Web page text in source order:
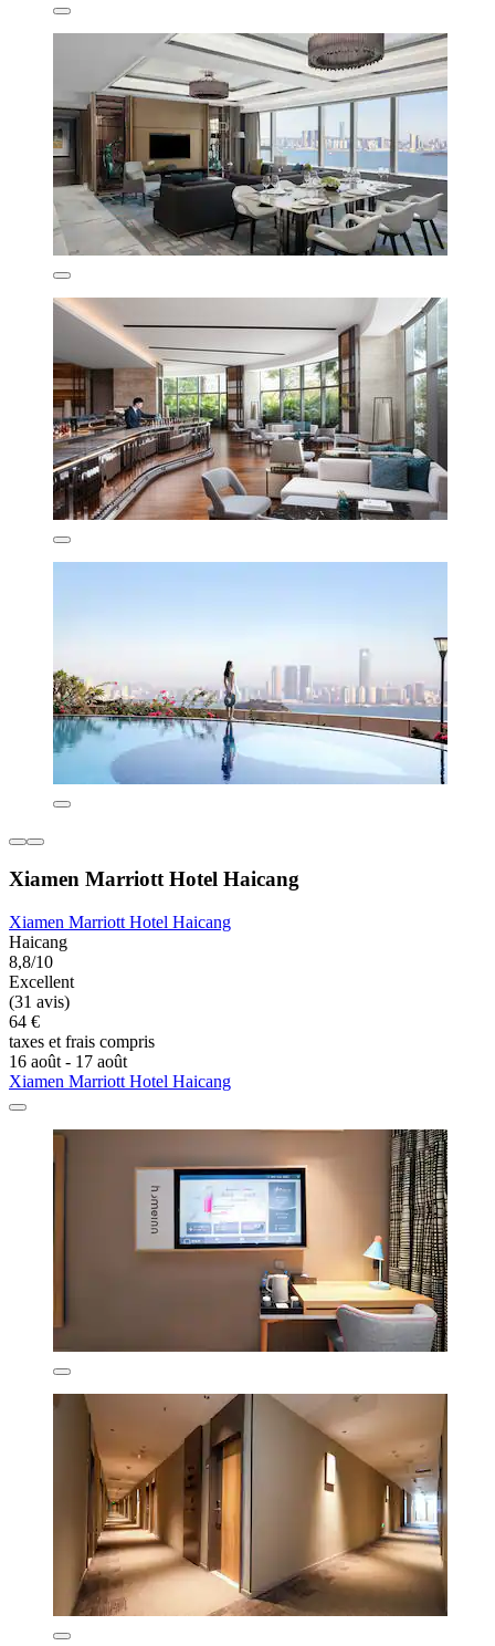
Xiamen Marriott Hotel Haicang
Xiamen Marriott Hotel Haicang
Haicang
8,8/10
Excellent
(31 avis)
64 €
taxes et frais compris
16 août - 17 août
Xiamen Marriott Hotel Haicang